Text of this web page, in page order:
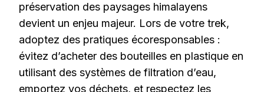
préservation des paysages himalayens
devient un enjeu majeur. Lors de votre trek,
adoptez des pratiques écoresponsables :
évitez d’acheter des bouteilles en plastique en
utilisant des systèmes de filtration d’eau,
emportez vos déchets, et respectez les